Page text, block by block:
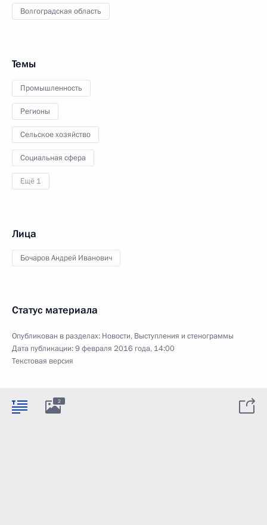
Волгоградская область
Темы
Промышленность
Регионы
Сельское хозяйство
Социальная сфера
Ещё 1
Лица
Бочаров Андрей Иванович
Статус материала
Опубликован в разделах: Новости, Выступления и стенограммы
Дата публикации:9 февраля 2016 года, 14:00
Текстовая версия
2